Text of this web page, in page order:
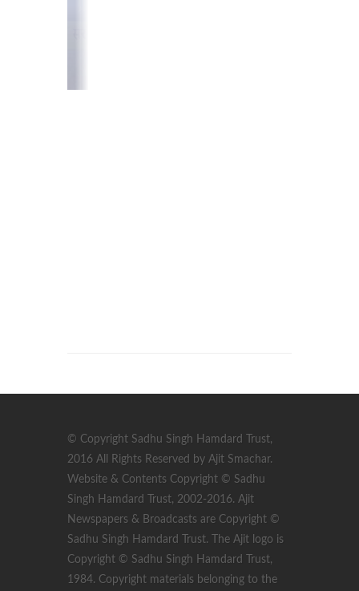
© Copyright Sadhu Singh Hamdard Trust,
2016 All Rights Reserved by Ajit Smachar.
Website & Contents Copyright © Sadhu
Singh Hamdard Trust, 2002-2016. Ajit
Newspapers & Broadcasts are Copyright ©
Sadhu Singh Hamdard Trust. The Ajit logo is
Copyright © Sadhu Singh Hamdard Trust,
1984. Copyright materials belonging to the